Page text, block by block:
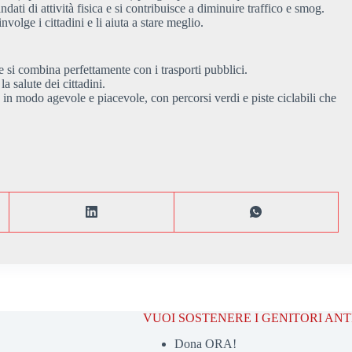
di attività fisica e si contribuisce a diminuire traffico e smog.
i cittadini e li aiuta a stare meglio.
si combina perfettamente con i trasporti pubblici.
salute dei cittadini.
modo agevole e piacevole, con percorsi verdi e piste ciclabili che
VUOI SOSTENERE I GENITORI
Dona ORA!